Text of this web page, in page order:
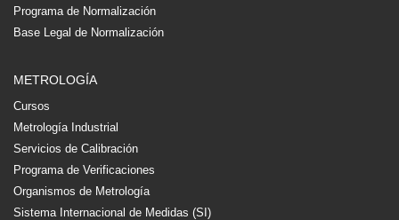
Programa de Normalización
Base Legal de Normalización
METROLOGÍA
Cursos
Metrología Industrial
Servicios de Calibración
Programa de Verificaciones
Organismos de Metrología
Sistema Internacional de Medidas (SI)